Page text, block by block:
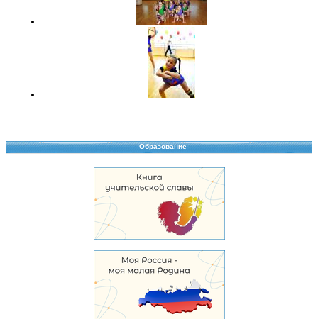
Образование
Copyright © 2008-2026 Управление образования
Перепечатка и использование материалов возможны только с разрешения
Управления образования.
103,961,182 уникальных посетителей